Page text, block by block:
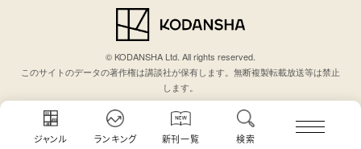
ジャンル ランキング 新刊一覧 検索
© KODANSHA Ltd. All rights reserved.
このサイトのデータの著作権は講談社が保有します。無断複製転載放送等は禁止
します。